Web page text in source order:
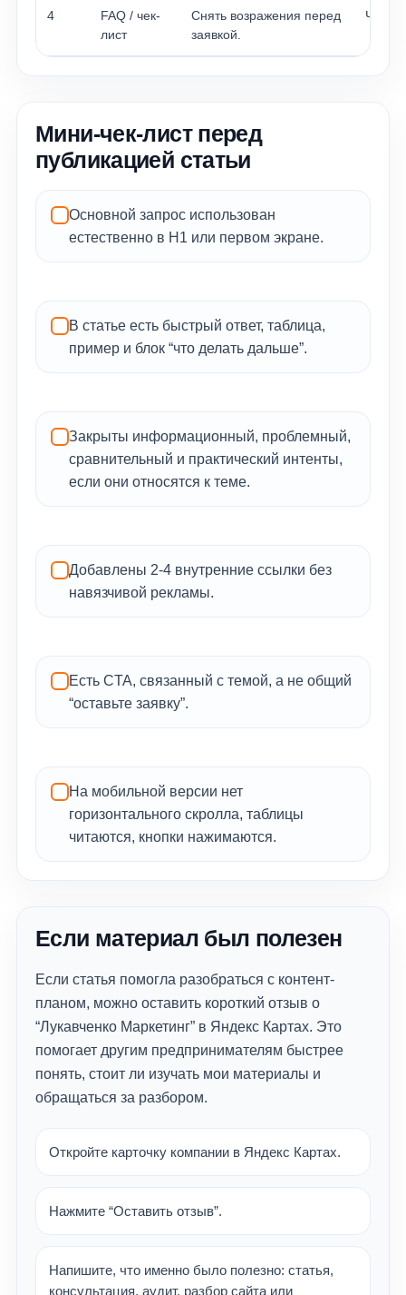
4
FAQ / чек-
лист
Снять возражения перед
заявкой.
Что
Мини-чек-лист перед
публикацией статьи
Основной запрос использован
естественно в H1 или первом экране.
В статье есть быстрый ответ, таблица,
пример и блок “что делать дальше”.
Закрыты информационный, проблемный,
сравнительный и практический интенты,
если они относятся к теме.
Добавлены 2-4 внутренние ссылки без
навязчивой рекламы.
Есть CTA, связанный с темой, а не общий
“оставьте заявку”.
На мобильной версии нет
горизонтального скролла, таблицы
читаются, кнопки нажимаются.
Если материал был полезен
Если статья помогла разобраться с контент-
планом, можно оставить короткий отзыв о
“Лукавченко Маркетинг” в Яндекс Картах. Это
помогает другим предпринимателям быстрее
понять, стоит ли изучать мои материалы и
обращаться за разбором.
Откройте карточку компании в Яндекс Картах.
Нажмите “Оставить отзыв”.
Напишите, что именно было полезно: статья,
консультация, аудит, разбор сайта или